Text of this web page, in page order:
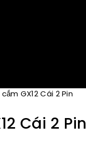
GX12 Cái 2 Pin
Cái 2 Pin